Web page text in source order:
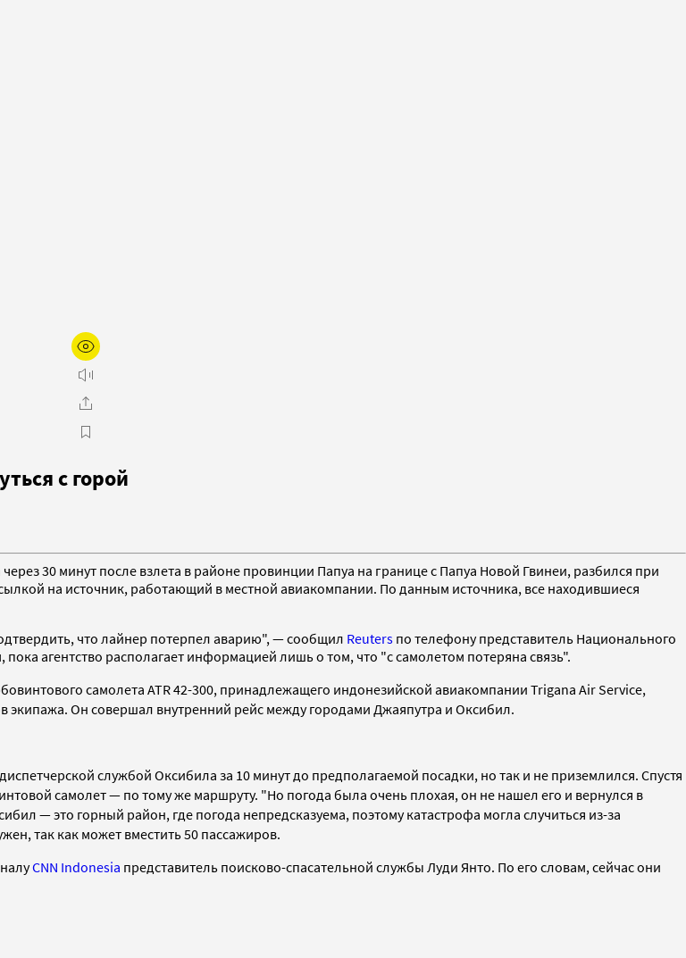
с горой
30 минут после взлета в районе провинции Папуа на границе с Папуа Новой Гвинеи, разбился при
на источник, работающий в местной авиакомпании. По данным источника, все находившиеся
что лайнер потерпел аварию", — сообщил Reuters по телефону представитель Национального
агентство располагает информацией лишь о том, что "с самолетом потеряна связь".
самолета ATR 42-300, принадлежащего индонезийской авиакомпании Trigana Air Service,
экипажа. Он совершал внутренний рейс между городами Джаяпутра и Оксибил.
службой Оксибила за 10 минут до предполагаемой посадки, но так и не приземлился. Спустя
самолет — по тому же маршруту. "Но погода была очень плохая, он не нашел его и вернулся в
—это горный район, где погода непредсказуема, поэтому катастрофа могла случиться из-за
так как может вместить 50 пассажиров.
CNN Indonesia представитель поисково-спасательной службы Луди Янто. По его словам, сейчас они